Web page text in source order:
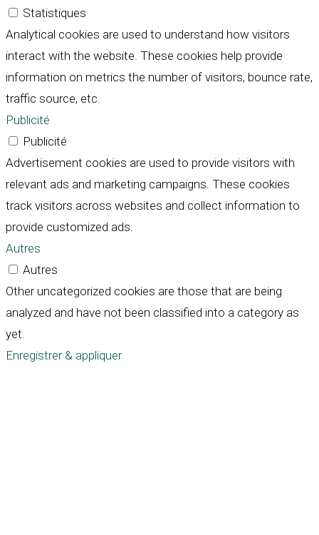
Statistiques
Analytical cookies are used to understand how visitors
interact with the website. These cookies help provide
information on metrics the number of visitors, bounce rate,
traffic source, etc.
Publicité
Publicité
Advertisement cookies are used to provide visitors with
relevant ads and marketing campaigns. These cookies
track visitors across websites and collect information to
provide customized ads.
Autres
Autres
Other uncategorized cookies are those that are being
analyzed and have not been classified into a category as
yet.
Enregistrer & appliquer